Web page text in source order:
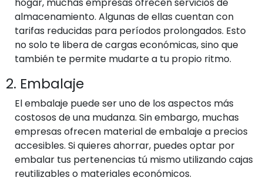
almacenamiento. Algunas de ellas cuentan con
tarifas reducidas para períodos prolongados. Esto
no solo te libera de cargas económicas, sino que
también te permite mudarte a tu propio ritmo.
2. Embalaje
El embalaje puede ser uno de los aspectos más
costosos de una mudanza. Sin embargo, muchas
empresas ofrecen material de embalaje a precios
accesibles. Si quieres ahorrar, puedes optar por
embalar tus pertenencias tú mismo utilizando cajas
reutilizables o materiales económicos.